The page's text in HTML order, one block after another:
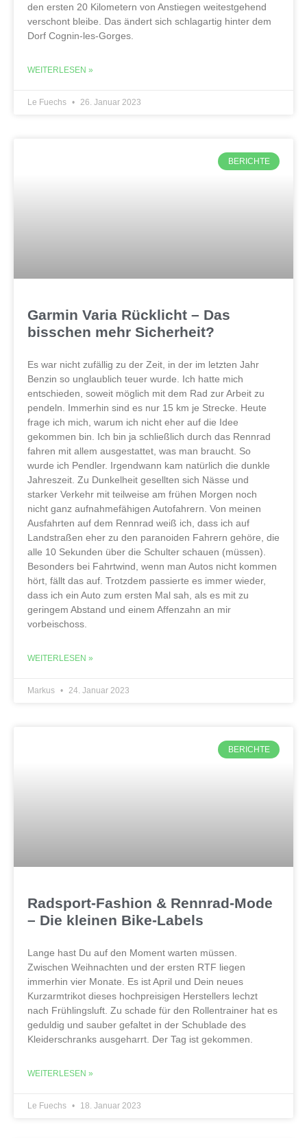
den ersten 20 Kilometern von Anstiegen weitestgehend
verschont bleibe. Das ändert sich schlagartig hinter dem
Dorf Cognin-les-Gorges.
WEITERLESEN »
Le Fuechs 26. Januar 2023
BERICHTE
Garmin Varia Rücklicht – Das
bisschen mehr Sicherheit?
Es war nicht zufällig zu der Zeit, in der im letzten Jahr
Benzin so unglaublich teuer wurde. Ich hatte mich
entschieden, soweit möglich mit dem Rad zur Arbeit zu
pendeln. Immerhin sind es nur 15 km je Strecke. Heute
frage ich mich, warum ich nicht eher auf die Idee
gekommen bin. Ich bin ja schließlich durch das Rennrad
fahren mit allem ausgestattet, was man braucht. So
wurde ich Pendler. Irgendwann kam natürlich die dunkle
Jahreszeit. Zu Dunkelheit gesellten sich Nässe und
starker Verkehr mit teilweise am frühen Morgen noch
nicht ganz aufnahmefähigen Autofahrern. Von meinen
Ausfahrten auf dem Rennrad weiß ich, dass ich auf
Landstraßen eher zu den paranoiden Fahrern gehöre, die
alle 10 Sekunden über die Schulter schauen (müssen).
Besonders bei Fahrtwind, wenn man Autos nicht kommen
hört, fällt das auf. Trotzdem passierte es immer wieder,
dass ich ein Auto zum ersten Mal sah, als es mit zu
geringem Abstand und einem Affenzahn an mir
vorbeischoss.
WEITERLESEN »
Markus 24. Januar 2023
BERICHTE
Radsport-Fashion & Rennrad-Mode
– Die kleinen Bike-Labels
Lange hast Du auf den Moment warten müssen.
Zwischen Weihnachten und der ersten RTF liegen
immerhin vier Monate. Es ist April und Dein neues
Kurzarmtrikot dieses hochpreisigen Herstellers lechzt
nach Frühlingsluft. Zu schade für den Rollentrainer hat es
geduldig und sauber gefaltet in der Schublade des
Kleiderschranks ausgeharrt. Der Tag ist gekommen.
WEITERLESEN »
Le Fuechs 18. Januar 2023